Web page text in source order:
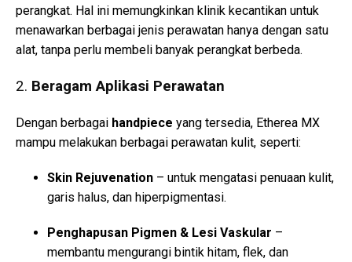
perangkat. Hal ini memungkinkan klinik kecantikan untuk
menawarkan berbagai jenis perawatan hanya dengan satu
alat, tanpa perlu membeli banyak perangkat berbeda.
2. Beragam Aplikasi Perawatan
Dengan berbagai handpiece yang tersedia, Etherea MX
mampu melakukan berbagai perawatan kulit, seperti:
Skin Rejuvenation – untuk mengatasi penuaan kulit,
garis halus, dan hiperpigmentasi.
Penghapusan Pigmen & Lesi Vaskular –
membantu mengurangi bintik hitam, flek, dan